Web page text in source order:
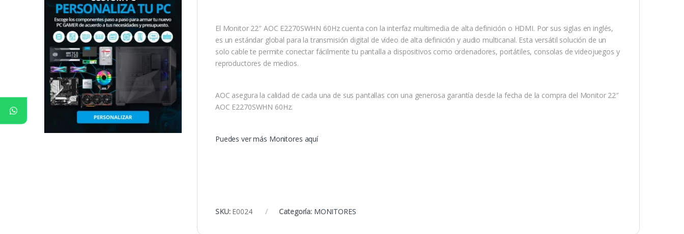
El Monitor 22″ AOC E2270SWHN 60Hz cuenta con la interfaz multimedia de alta definición o HDMI. Por sus siglas en inglés,
es un estándar global para la transmisión digital de vídeo de alta definición y audio multicanal. Esta versátil solución de un
solo cable te permite conectar fácilmente tu pantalla a dispositivos como ordenadores, portátiles, consolas de videojuegos y
reproductores de medios.
AOC asegura la calidad de cada una de sus pantallas con una generosa garantía desde la fecha de la compra del Monitor 22″
AOC E2270SWHN 60Hz.
Puedes ver más Monitores aquí
SKU: E0024 Categoría: MONITORES